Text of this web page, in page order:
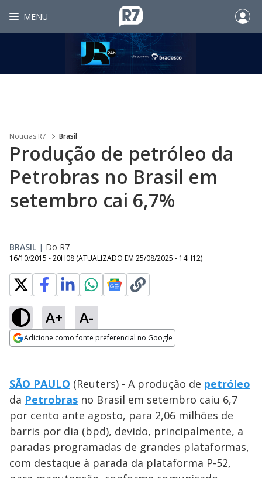
MENU
Noticias R7 Brasil
Produção de petróleo da
Petrobras no Brasil em
setembro cai 6,7%
BRASIL | Do R7
16/10/2015 - 20H08 (ATUALIZADO EM 25/08/2025 - 14H12)
A+ A-
Adicione como fonte preferencial no Google
SÃO PAULO (Reuters) - A produção de petróleo
da Petrobras no Brasil em setembro caiu 6,7
por cento ante agosto, para 2,06 milhões de
barris por dia (bpd), devido, principalmente, a
paradas programadas de grandes plataformas,
com destaque à parada da plataforma P-52,